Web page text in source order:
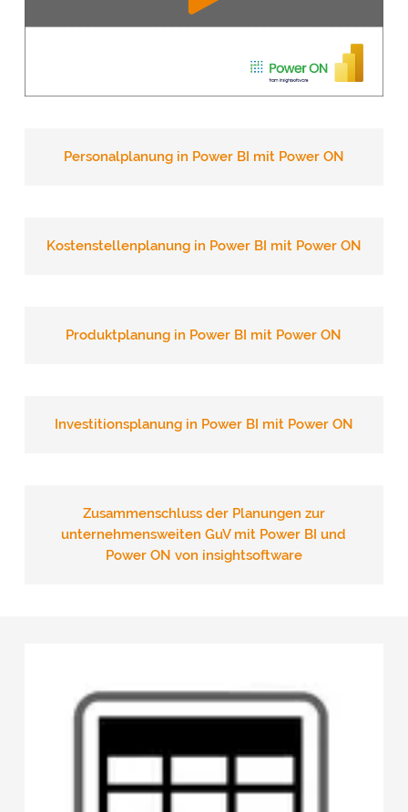
Personalplanung in Power BI mit Power ON
Kostenstellenplanung in Power BI mit Power ON
Produktplanung in Power BI mit Power ON
Investitionsplanung in Power BI mit Power ON
Zusammenschluss der Planungen zur
unternehmensweiten GuV mit Power BI und
Power ON von insightsoftware